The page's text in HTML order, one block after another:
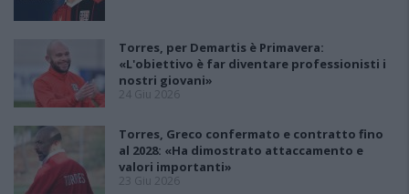
Torres, per Demartis è Primavera:
«L'obiettivo è far diventare professionisti i
nostri giovani»
24 Giu 2026
Torres, Greco confermato e contratto fino
al 2028: «Ha dimostrato attaccamento e
valori importanti»
23 Giu 2026